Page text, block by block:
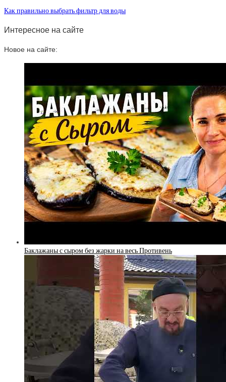
Как правильно выбрать фильтр для воды
Интересное на сайте
Новое на сайте:
Баклажаны с сыром без жарки на весь Противень